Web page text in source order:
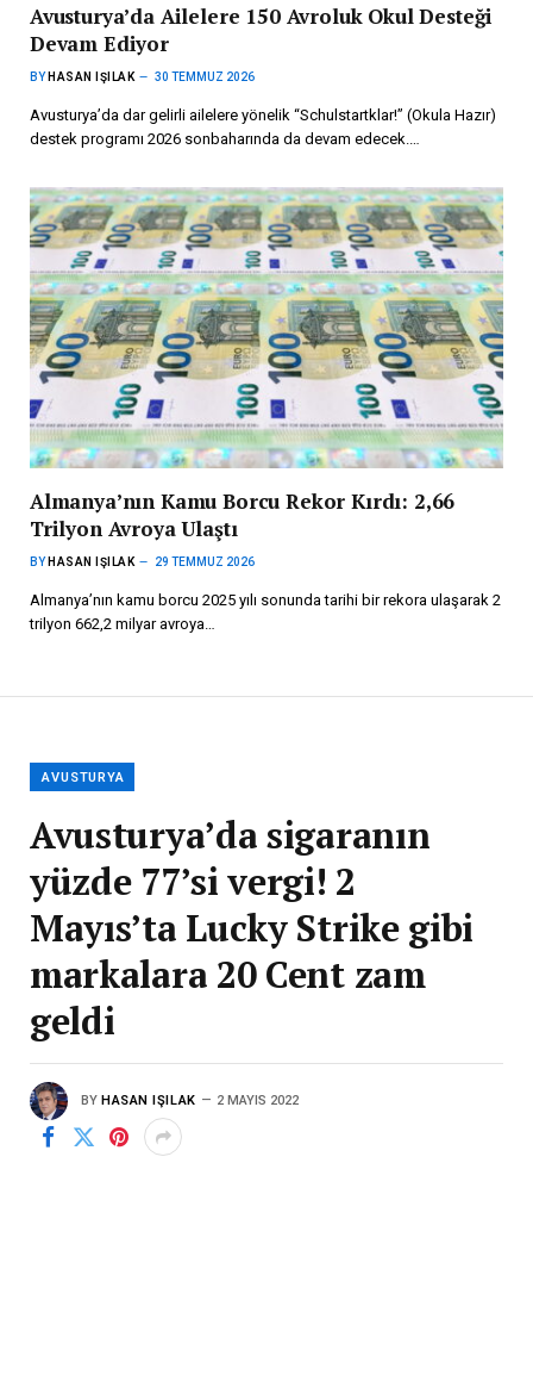
Avusturya’da Ailelere 150 Avroluk Okul Desteği
Devam Ediyor
BY HASAN IŞILAK 30 TEMMUZ 2026
Avusturya’da dar gelirli ailelere yönelik “Schulstartklar!” (Okula Hazır)
destek programı 2026 sonbaharında da devam edecek.…
Almanya’nın Kamu Borcu Rekor Kırdı: 2,66
Trilyon Avroya Ulaştı
BY HASAN IŞILAK 29 TEMMUZ 2026
Almanya’nın kamu borcu 2025 yılı sonunda tarihi bir rekora ulaşarak 2
trilyon 662,2 milyar avroya…
AVUSTURYA
Avusturya’da sigaranın
yüzde 77’si vergi! 2
Mayıs’ta Lucky Strike gibi
markalara 20 Cent zam
geldi
BY HASAN IŞILAK 2 MAYIS 2022